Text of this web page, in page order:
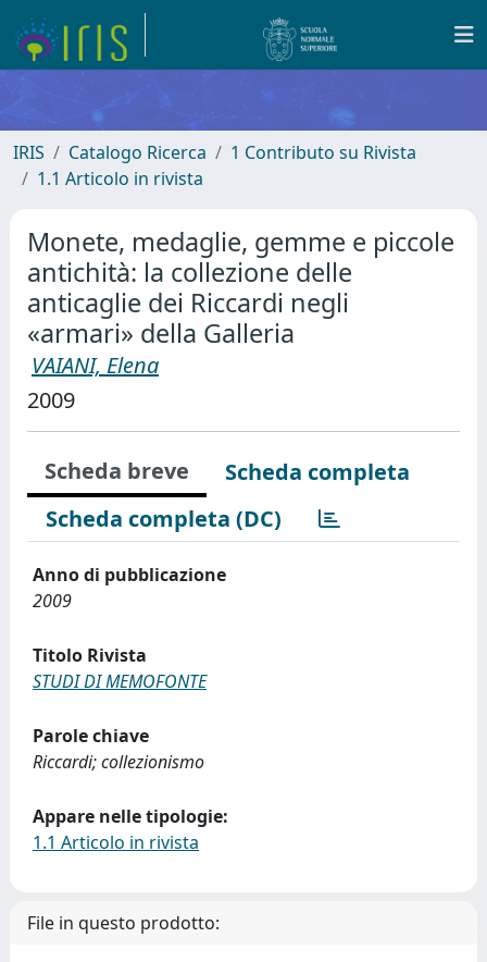
IRIS Catalogo Ricerca
1 Contributo su Rivista
1.1 Articolo in rivista
Monete, medaglie, gemme e piccole
antichità: la collezione delle
anticaglie dei Riccardi negli
«armari» della Galleria
VAIANI, Elena
2009
Scheda breve
Scheda completa
Scheda completa (DC)
Anno di pubblicazione
2009
Titolo Rivista
STUDI DI MEMOFONTE
Parole chiave
Riccardi; collezionismo
Appare nelle tipologie:
1.1 Articolo in rivista
File in questo prodotto: